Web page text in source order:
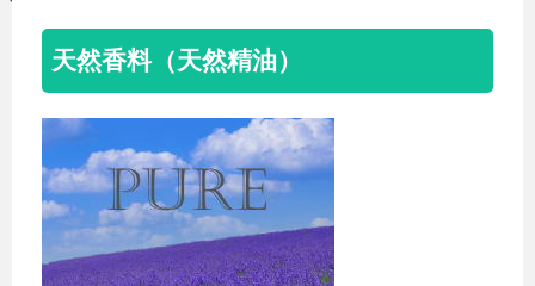
天然香料（天然精油）